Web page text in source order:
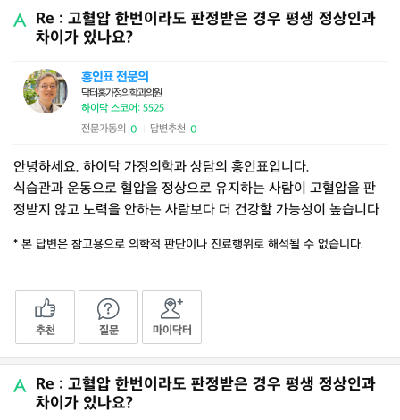
Re : 고혈압 한번이라도 판정받은 경우 평생 정상인과
차이가 있나요?
홍인표 전문의
닥터홍가정의학과의원
하이닥 스코어: 5525
전문가동의 0 답변추천 0
안녕하세요. 하이닥 가정의학과 상담의 홍인표입니다.
식습관과 운동으로 혈압을 정상으로 유지하는 사람이 고혈압을 판
정받지 않고 노력을 안하는 사람보다 더 건강할 가능성이 높습니다
* 본 답변은 참고용으로 의학적 판단이나 진료행위로 해석될 수 없습니다.
추천 질문 마이닥터
Re : 고혈압 한번이라도 판정받은 경우 평생 정상인과
차이가 있나요?